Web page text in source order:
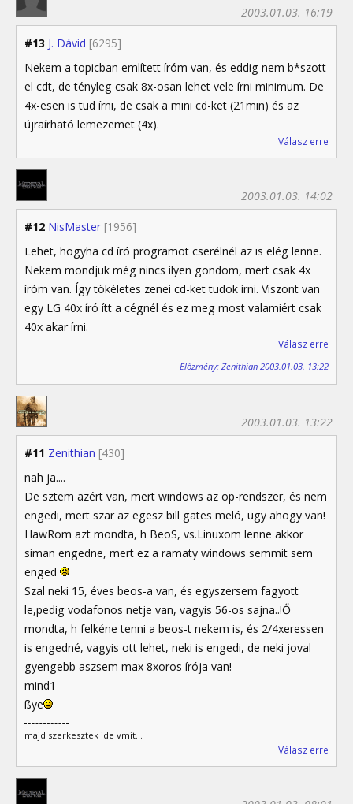
#13 J. Dávid [6295]
2003.01.03. 16:19
Nekem a topicban említett íróm van, és eddig nem b*szott
el cdt, de tényleg csak 8x-osan lehet vele írni minimum. De
4x-esen is tud írni, de csak a mini cd-ket (21min) és az
újraírható lemezemet (4x).
Válasz erre
#12 NisMaster [1956]
2003.01.03. 14:02
Lehet, hogyha cd író programot cserélnél az is elég lenne.
Nekem mondjuk még nincs ilyen gondom, mert csak 4x
íróm van. Így tökéletes zenei cd-ket tudok írni. Viszont van
egy LG 40x író ítt a cégnél és ez meg most valamiért csak
40x akar írni.
Válasz erre
Előzmény: Zenithian 2003.01.03. 13:22
#11 Zenithian [430]
2003.01.03. 13:22
nah ja....
De sztem azért van, mert windows az op-rendszer, és nem
engedi, mert szar az egesz bill gates meló, ugy ahogy van!
HawRom azt mondta, h BeoS, vs.Linuxom lenne akkor
siman engedne, mert ez a ramaty windows semmit sem
enged
Szal neki 15, éves beos-a van, és egyszersem fagyott
le,pedig vodafonos netje van, vagyis 56-os sajna..!Ő
mondta, h felkéne tenni a beos-t nekem is, és 2/4xeressen
is engedné, vagyis ott lehet, neki is engedi, de neki joval
gyengebb aszsem max 8xoros írója van!
mind1
ßye
majd szerkesztek ide vmit...
Válasz erre